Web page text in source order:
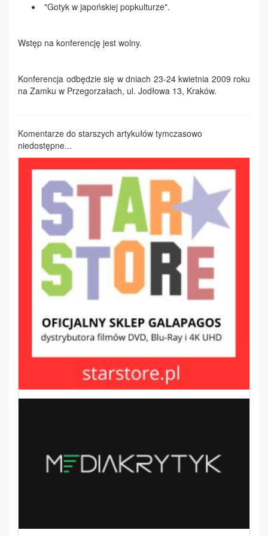
"Gotyk w japońskiej popkulturze".
Wstęp na konferencję jest wolny.
Konferencja odbędzie się w dniach 23-24 kwietnia 2009 roku
na Zamku w Przegorzałach, ul. Jodłowa 13, Kraków.
Komentarze do starszych artykułów tymczasowo
niedostępne...